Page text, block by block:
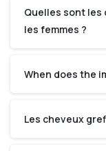
Quelles sont les
les femmes ?
When does the
Les cheveux